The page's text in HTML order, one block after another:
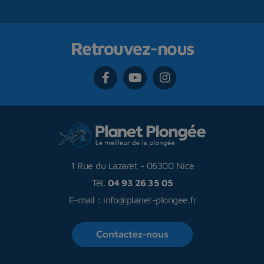
Retrouvez-nous
1 Rue du Lazaret - 06300 Nice
Tél. 04 93 26 35 05
E-mail : info@planet-plongee.fr
Contactez-nous